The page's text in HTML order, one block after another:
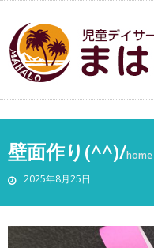
壁面作り(^^)/
2025年8月25日
home